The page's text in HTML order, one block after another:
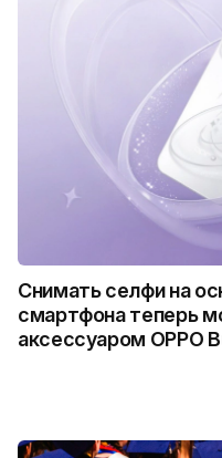
Снимать селфи на
смартфона теперь
аксессуаром OPPO